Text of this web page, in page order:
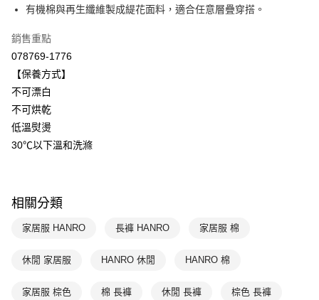
臺灣中小企業銀行
台中商業銀行
聯邦商業銀行
台新國際商業銀行
台灣樂天信用卡公司
ATM付款
運送方式
付款後全家取貨$888免運-以PackAge+配客嘉循環箱包裝寄出
每筆NT$90，滿NT$888(含以上)免運費
付款後7-11取貨
每筆NT$90，滿NT$1,000(含以上)免運費
有機棉與再生纖維製成緹花面料，適合任意層疊穿搭。
銷售重點
078769-1776
【保養方式】
不可漂白
不可烘乾
低溫熨燙
30℃以下溫和洗滌
相關分類
家居服 HANRO 長褲 HANRO 家居服 棉
休閒 家居服 HANRO 休閒 HANRO 棉
家居服 棕色 棉 長褲 休閒 長褲 棕色 長褲